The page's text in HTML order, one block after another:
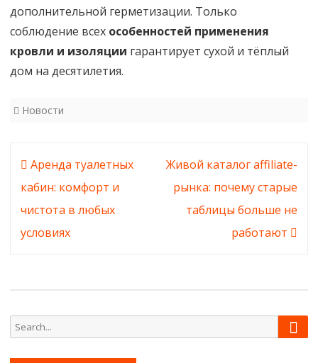
дополнительной герметизации. Только
соблюдение всех особенностей применения
кровли и изоляции гарантирует сухой и тёплый
дом на десятилетия.
Новости
Навигация
по
записям
Аренда туалетных
кабин: комфорт и
чистота в любых
условиях
Живой каталог affiliate-
рынка: почему старые
таблицы больше не
работают
Search
for: